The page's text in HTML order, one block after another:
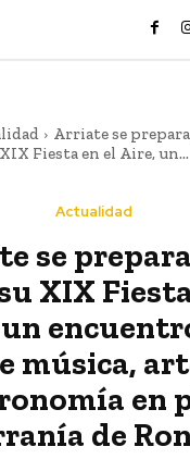
Arriate se
XIX Fiesta en el Aire, un...
Actualidad
se
XIX
música,
en
de